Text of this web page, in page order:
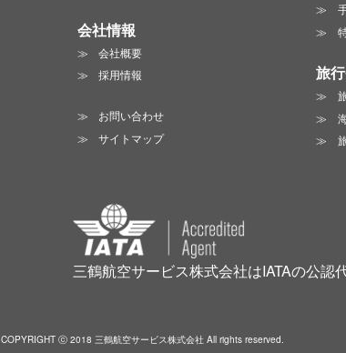
会社情報
会社概要
採用情報
お問い合わせ
サイトマップ
旅
三鶴航空サービス株式会社はIATAの公認
COPYRIGHT ⓒ 2018 三鶴航空サービス株式会社 All rights reserved.